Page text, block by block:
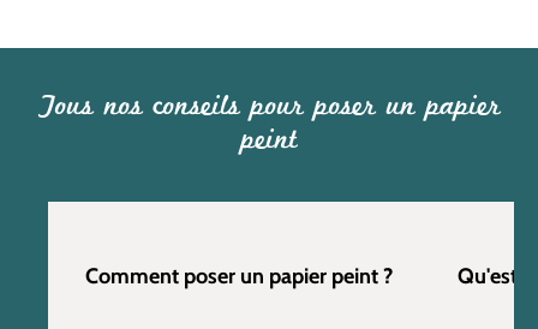
Tous nos conseils pour poser un papier
peint
Comment poser un papier peint ? Qu'est